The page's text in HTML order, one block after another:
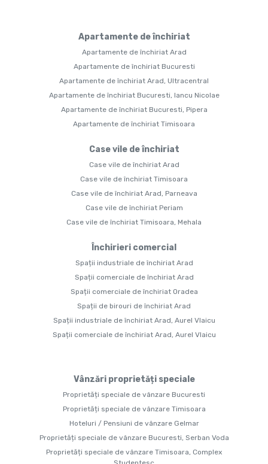
Apartamente de închiriat
Apartamente de închiriat Arad
Apartamente de închiriat Bucuresti
Apartamente de închiriat Arad, Ultracentral
Apartamente de închiriat Bucuresti, Iancu Nicolae
Apartamente de închiriat Bucuresti, Pipera
Apartamente de închiriat Timisoara
Case vile de închiriat
Case vile de închiriat Arad
Case vile de închiriat Timisoara
Case vile de închiriat Arad, Parneava
Case vile de închiriat Periam
Case vile de închiriat Timisoara, Mehala
Închirieri comercial
Spații industriale de închiriat Arad
Spații comerciale de închiriat Arad
Spații comerciale de închiriat Oradea
Spații de birouri de închiriat Arad
Spații industriale de închiriat Arad, Aurel Vlaicu
Spații comerciale de închiriat Arad, Aurel Vlaicu
Vânzări proprietăți speciale
Proprietăți speciale de vânzare Bucuresti
Proprietăți speciale de vânzare Timisoara
Hoteluri / Pensiuni de vânzare Gelmar
Proprietăți speciale de vânzare Bucuresti, Serban Voda
Proprietăți speciale de vânzare Timisoara, Complex